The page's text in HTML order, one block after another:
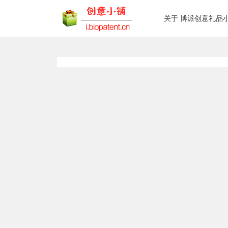
关于 博派创意礼品